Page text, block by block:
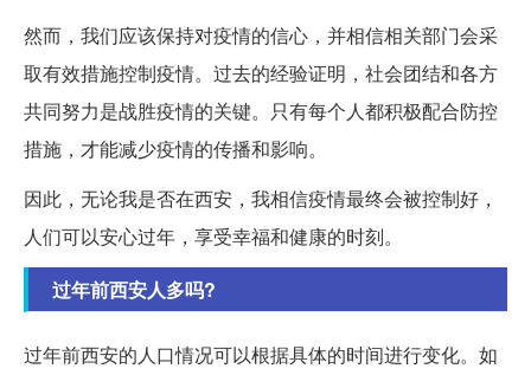
然而，我们应该保持对疫情的信心，并相信相关部门会采
取有效措施控制疫情。过去的经验证明，社会团结和各方
共同努力是战胜疫情的关键。只有每个人都积极配合防控
措施，才能减少疫情的传播和影响。
因此，无论我是否在西安，我相信疫情最终会被控制好，
人们可以安心过年，享受幸福和健康的时刻。
过年前西安人多吗?
过年前西安的人口情况可以根据具体的时间进行变化。如